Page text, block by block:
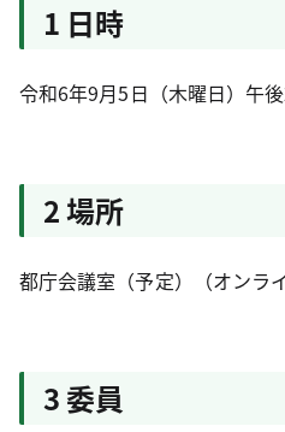
1 日時
令和6年9月5日（木曜日）午
2 場所
都庁会議室（予定）（オンラ
3 委員